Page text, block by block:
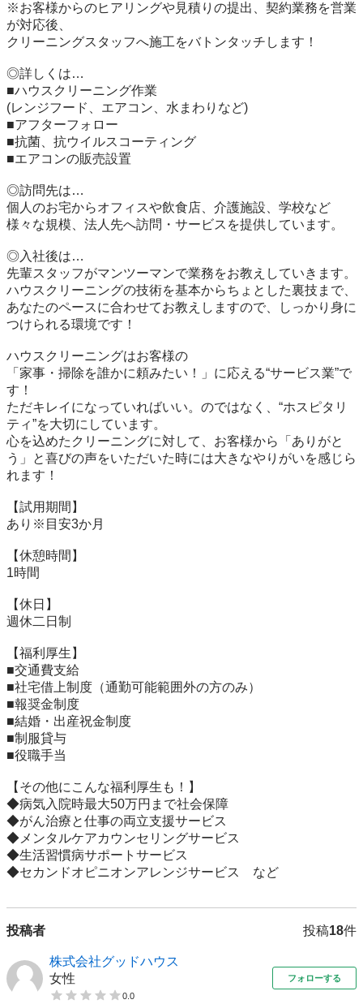
※お客様からのヒアリングや見積りの提出、契約業務を営業
が対応後、
クリーニングスタッフへ施工をバトンタッチします！
◎詳しくは…
■ハウスクリーニング作業
(レンジフード、エアコン、水まわりなど)
■アフターフォロー
■抗菌、抗ウイルスコーティング
■エアコンの販売設置
◎訪問先は…
個人のお宅からオフィスや飲食店、介護施設、学校など
様々な規模、法人先へ訪問・サービスを提供しています。
◎入社後は…
先輩スタッフがマンツーマンで業務をお教えしていきます。
ハウスクリーニングの技術を基本からちょとした裏技まで、
あなたのペースに合わせてお教えしますので、しっかり身に
つけられる環境です！
ハウスクリーニングはお客様の
「家事・掃除を誰かに頼みたい！」に応える“サービス業”で
す！
ただキレイになっていればいい。のではなく、“ホスピタリ
ティ”を大切にしています。
心を込めたクリーニングに対して、お客様から「ありがと
う」と喜びの声をいただいた時には大きなやりがいを感じら
れます！
【試用期間】
あり※目安3か月
【休憩時間】
1時間
【休日】
週休二日制
【福利厚生】
■交通費支給
■社宅借上制度（通勤可能範囲外の方のみ）
■報奨金制度
■結婚・出産祝金制度
■制服貸与
■役職手当
【その他にこんな福利厚生も！】
◆病気入院時最大50万円まで社会保障
◆がん治療と仕事の両立支援サービス
◆メンタルケアカウンセリングサービス
◆生活習慣病サポートサービス
◆セカンドオピニオンアレンジサービス　など
投稿者 投稿18件
株式会社グッドハウス
女性
0.0
フォローする